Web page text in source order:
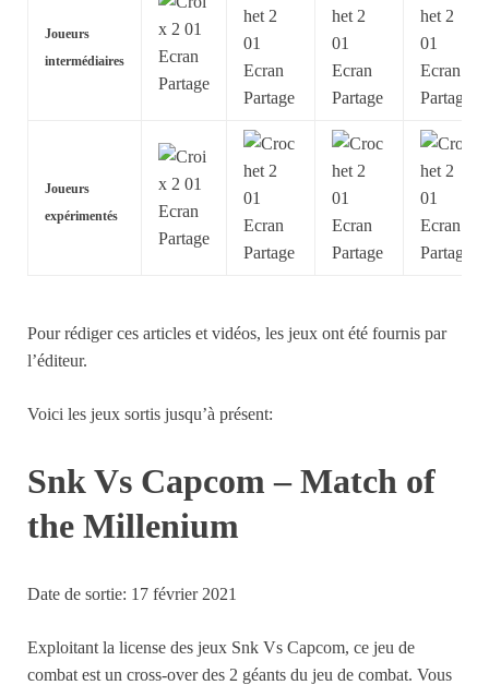
Joueurs
intermédiaires
Joueurs
expérimentés
Pour rédiger ces articles et vidéos, les jeux ont été fournis par
l’éditeur.
Voici les jeux sortis jusqu’à présent:
Snk Vs Capcom – Match of
the Millenium
Date de sortie: 17 février 2021
Exploitant la license des jeux Snk Vs Capcom, ce jeu de
combat est un cross-over des 2 géants du jeu de combat. Vous